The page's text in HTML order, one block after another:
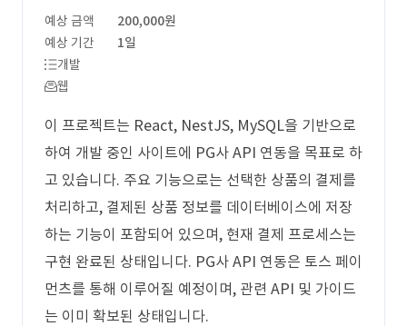
예상 금액
200,000원
예상 기간
1일
개발
웹
이 프로젝트는 React, NestJS, MySQL을 기반으로
하여 개발 중인 사이트에 PG사 API 연동을 목표로 하
고 있습니다. 주요 기능으로는 선택한 상품의 결제를
처리하고, 결제된 상품 정보를 데이터베이스에 저장
하는 기능이 포함되어 있으며, 현재 결제 프로세스는
구현 완료된 상태입니다. PG사 API 연동은 토스 페이
먼츠를 통해 이루어질 예정이며, 관련 API 및 가이드
는 이미 확보된 상태입니다.